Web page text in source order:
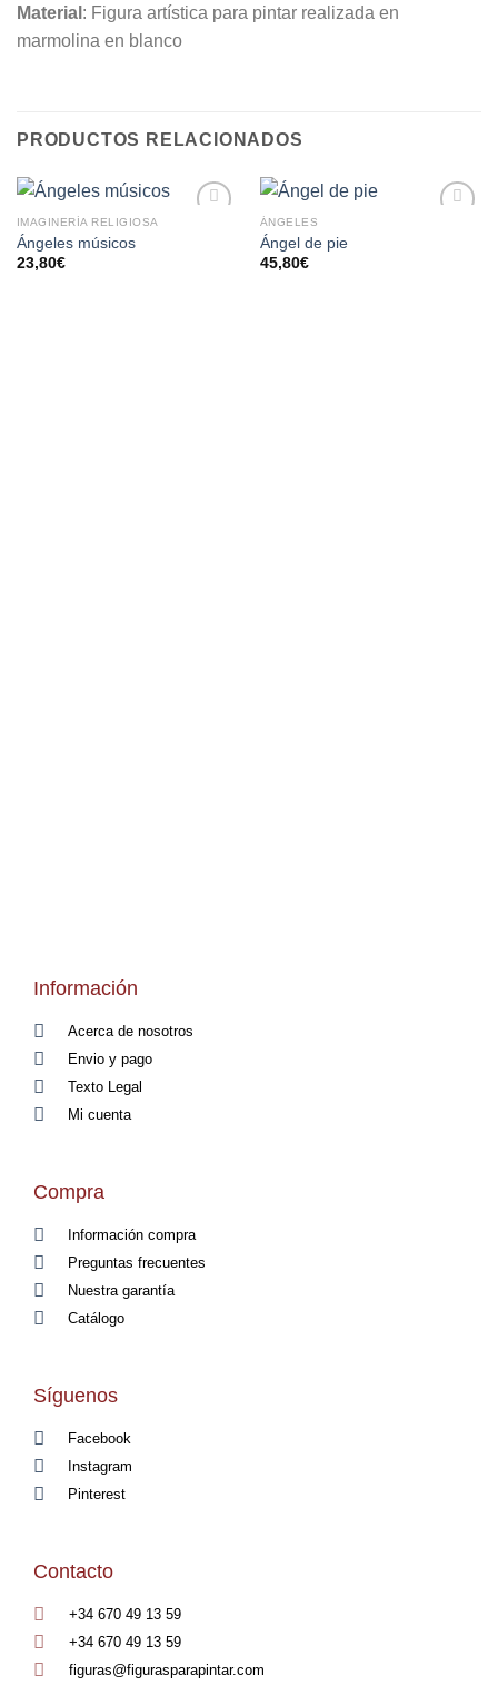
Material : Figura artística para pintar realizada en
marmolina en blanco
PRODUCTOS RELACIONADOS
IMAGINERÍA RELIGIOSA
Ángeles músicos
23,80€
ÁNGELES
Ángel de pie
45,80€
Información
Acerca de nosotros
Envio y pago
Texto Legal
Mi cuenta
Compra
Información compra
Preguntas frecuentes
Nuestra garantía
Catálogo
Síguenos
Facebook
Instagram
Pinterest
Contacto
+34 670 49 13 59
+34 670 49 13 59
figuras@figurasparapintar.com